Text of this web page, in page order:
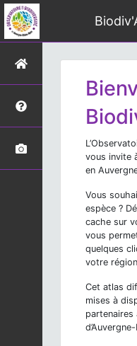
vous invite
en
Vous
espèce ?
cache sur
vous
quelques
votre
Cet atlas
mises à
partenaires